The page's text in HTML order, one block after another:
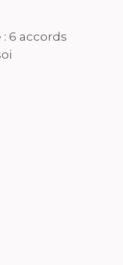
6 accords